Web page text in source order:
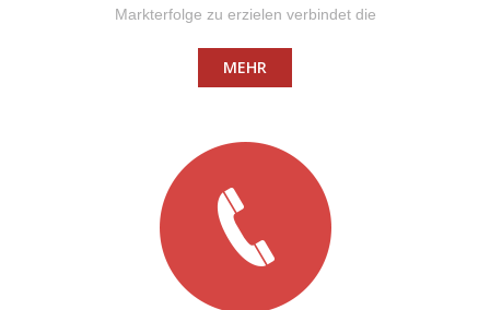
Markterfolge zu erzielen verbindet die
MEHR